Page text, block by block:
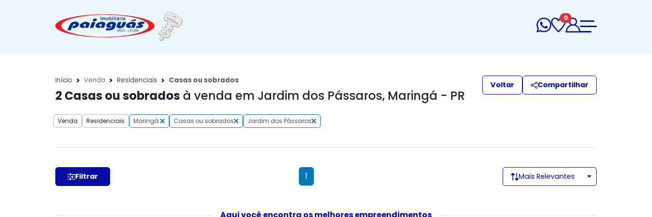
0
Início Venda Residenciais Casas ou sobrados
2 Casas ou sobrados à venda em Jardim dos Pássaros, Maringá - PR
Voltar Compartilhar
Venda Residenciais Maringá Casas ou sobrados Jardim dos Pássaros
Filtrar 1 Mais Relevantes